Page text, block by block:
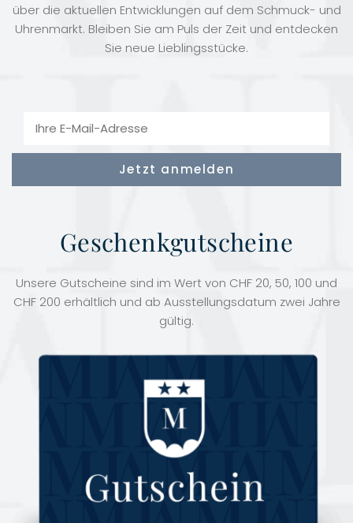
über die aktuellen Entwicklungen auf dem Schmuck- und
Uhrenmarkt. Bleiben Sie am Puls der Zeit und entdecken
Sie neue Lieblingsstücke.
Geschenkgutscheine
Unsere Gutscheine sind im Wert von CHF 20, 50, 100 und
CHF 200 erhältlich und ab Ausstellungsdatum zwei Jahre
gültig.